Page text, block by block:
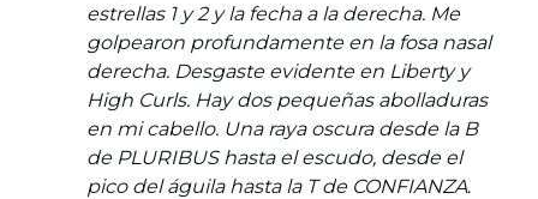
estrellas 1 y 2 y la fecha a la derecha. Me
golpearon profundamente en la fosa nasal
derecha. Desgaste evidente en Liberty y
High Curls. Hay dos pequeñas abolladuras
en mi cabello. Una raya oscura desde la B
de PLURIBUS hasta el escudo, desde el
pico del águila hasta la T de CONFIANZA.